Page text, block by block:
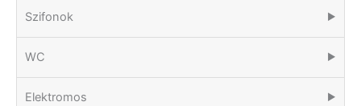
Szifonok ▶
WC ▶
Elektromos ▶